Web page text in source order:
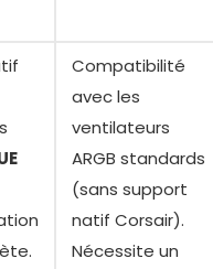
Compatibilité
avec les
ventilateurs
ARGB standards
(sans support
natif Corsair).
Nécessite un